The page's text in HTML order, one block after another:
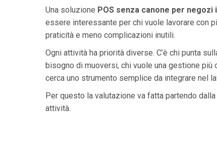
Una soluzione POS senza canone per negozi
essere interessante per chi vuole lavorare con
praticità e meno complicazioni inutili.
Ogni attività ha priorità diverse. C’è chi punta
bisogno di muoversi, chi vuole una gestione più
cerca uno strumento semplice da integrare nel
Per questo la valutazione va fatta partendo
attività.